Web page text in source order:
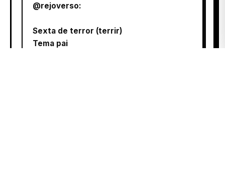
@rejoverso:
Sexta de terror (terrir)
Tema pai